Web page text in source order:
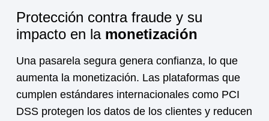
Protección contra fraude y su
impacto en la monetización
Una pasarela segura genera confianza, lo que
aumenta la monetización. Las plataformas que
cumplen estándares internacionales como PCI
DSS protegen los datos de los clientes y reducen